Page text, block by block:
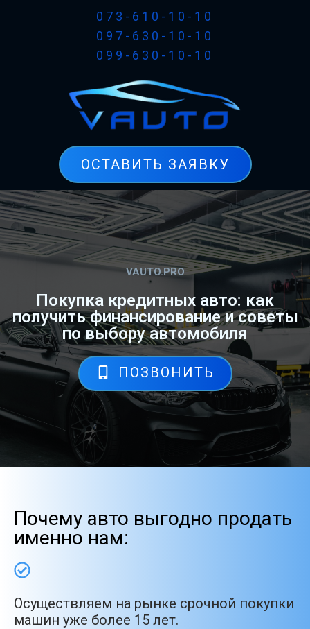
073-610-10-10
097-630-10-10
099-630-10-10
ОСТАВИТЬ ЗАЯВКУ
VAUTO.PRO
Покупка кредитных авто: как
получить финансирование и советы
по выбору автомобиля
ПОЗВОНИТЬ
Почему авто выгодно продать
именно нам:
Осуществляем на рынке срочной покупки
машин уже более 15 лет.